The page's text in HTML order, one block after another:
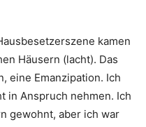
kamen
Häusern (lacht). Das
eine Emanzipation. Ich
in Anspruch nehmen. Ich
gewohnt, aber ich war